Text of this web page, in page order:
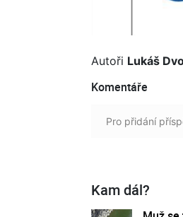
Autoři Lukáš
Komentáře
Pro přidání
Kam dál?